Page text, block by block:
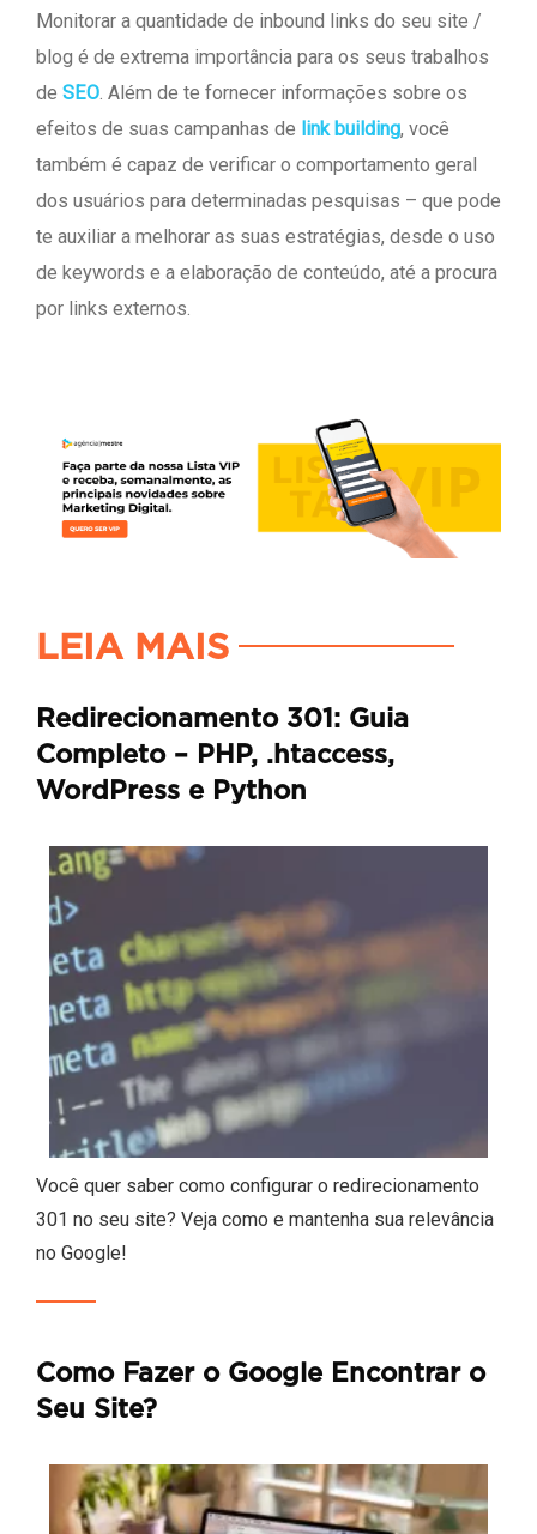
Monitorar a quantidade de inbound links do seu site /
blog é de extrema importância para os seus trabalhos
de SEO. Além de te fornecer informações sobre os
efeitos de suas campanhas de link building, você
também é capaz de verificar o comportamento geral
dos usuários para determinadas pesquisas – que pode
te auxiliar a melhorar as suas estratégias, desde o uso
de keywords e a elaboração de conteúdo, até a procura
por links externos.
LEIA MAIS
Redirecionamento 301: Guia
Completo – PHP, .htaccess,
WordPress e Python
Você quer saber como configurar o redirecionamento
301 no seu site? Veja como e mantenha sua relevância
no Google!
Como Fazer o Google Encontrar o
Seu Site?